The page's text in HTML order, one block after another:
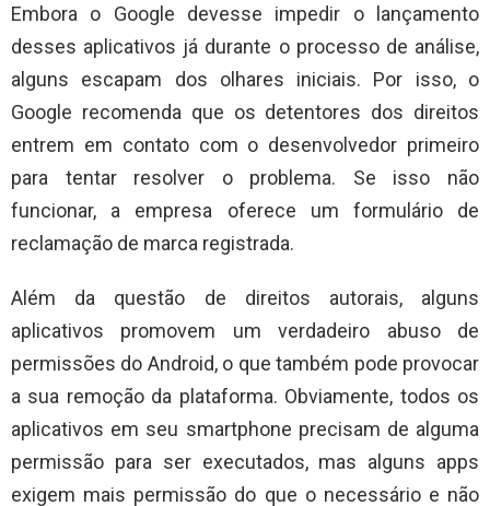
Embora o Google devesse impedir o lançamento
desses aplicativos já durante o processo de análise,
alguns escapam dos olhares iniciais. Por isso, o
Google recomenda que os detentores dos direitos
entrem em contato com o desenvolvedor primeiro
para tentar resolver o problema. Se isso não
funcionar, a empresa oferece um formulário de
reclamação de marca registrada.
Além da questão de direitos autorais, alguns
aplicativos promovem um verdadeiro abuso de
permissões do Android, o que também pode provocar
a sua remoção da plataforma. Obviamente, todos os
aplicativos em seu smartphone precisam de alguma
permissão para ser executados, mas alguns apps
exigem mais permissão do que o necessário e não